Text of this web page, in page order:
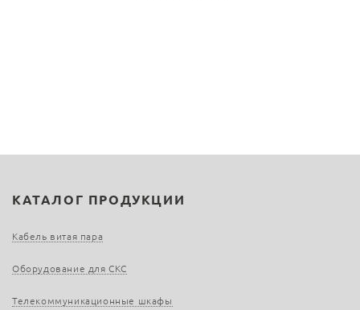
КАТАЛОГ ПРОДУКЦИИ
Кабель витая пара
Оборудование для СКС
Телекоммуникационные шкафы